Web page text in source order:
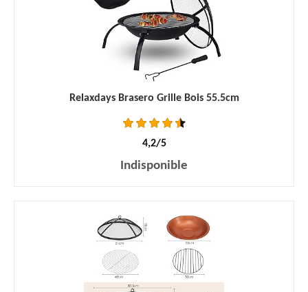
Relaxdays Brasero Grille Bois 55.5cm
4,2/5
Indisponible